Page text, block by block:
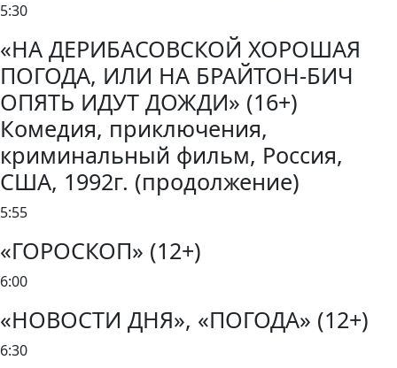
5:30
«НА ДЕРИБАСОВСКОЙ ХОРОШАЯ
ПОГОДА, ИЛИ НА БРАЙТОН-БИЧ
ОПЯТЬ ИДУТ ДОЖДИ» (16+)
Комедия, приключения,
криминальный фильм, Россия,
США, 1992г. (продолжение)
5:55
«ГОРОСКОП» (12+)
6:00
«НОВОСТИ ДНЯ», «ПОГОДА» (12+)
6:30